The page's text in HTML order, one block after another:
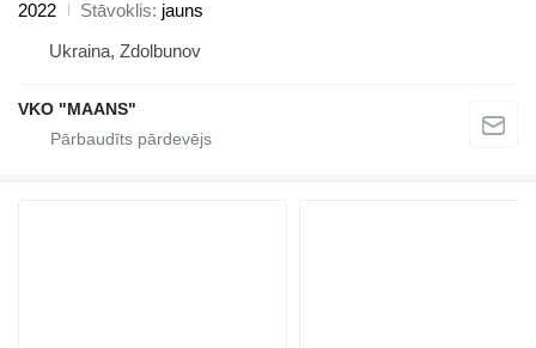
2022
Stāvoklis jauns
Ukraina, Zdolbunov
VKO "MAANS"